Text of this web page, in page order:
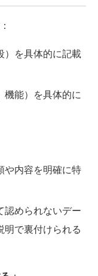
：
）を具体的に記載
機能）を具体的に
や内容を明確に特
認められないデー
明で裏付けられる